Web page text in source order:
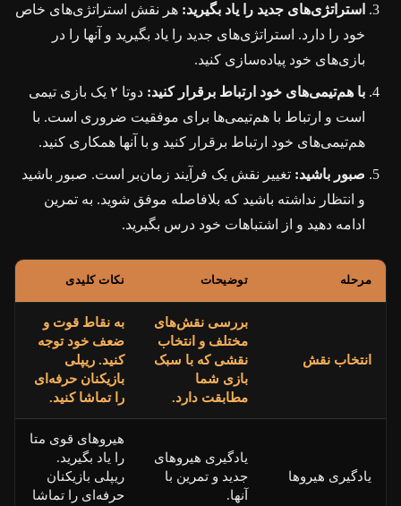
استراتژی‌های جدید را یاد بگیرید: هر نقش استراتژی‌های خاص
خود را دارد. استراتژی‌های جدید را یاد بگیرید و آنها را در
بازی‌های خود پیاده‌سازی کنید.
با هم‌تیمی‌های خود ارتباط برقرار کنید:
دوتا ۲ یک بازی تیمی
است و ارتباط با هم‌تیمی‌ها برای موفقیت ضروری است. با
هم‌تیمی‌های خود ارتباط برقرار کنید و با آنها همکاری کنید.
صبور باشید: تغییر نقش یک فرآیند زمان‌بر است. صبور باشید
و انتظار نداشته باشید که بلافاصله موفق شوید. به تمرین
ادامه دهید و از اشتباهات خود درس بگیرید.
مرحله توضیحات نکات کلیدی
انتخاب نقش
بررسی نقش‌های
مختلف و انتخاب
نقشی که با سبک
بازی شما
مطابقت دارد.
به نقاط قوت و
ضعف خود توجه
کنید. ریپلی
بازیکنان حرفه‌ای
را تماشا کنید.
یادگیری هیروها
یادگیری هیروهای
جدید و تمرین با
آنها.
هیروهای قوی متا
را یاد بگیرید.
ریپلی بازیکنان
حرفه‌ای را تماشا